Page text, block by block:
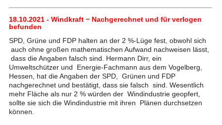
18.10.2021 - Windkraft − Nachgerechnet und für verlogen
befunden
SPD, Grüne und FDP halten an der 2 %-Lüge fest, obwohl sich
auch ohne großen mathematischen Aufwand nachweisen lässt,
dass die Angaben falsch sind. Hermann Dirr, ein
Umweltschützer und Energie-Fachmann aus dem Vogelberg,
Hessen, hat die Angaben der SPD, Grünen und FDP
nachgerechnet und bestätigt, dass sie falsch sind. Wesentlich
mehr Fläche als nur 2 % würden der Windindustrie geopfert,
sollte sie sich die Windindustrie mit ihren Plänen durchsetzen
können.